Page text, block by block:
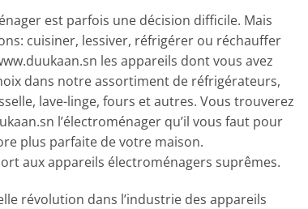
est parfois une décision difficile. Mais
cuisiner, lessiver, réfrigérer ou réchauffer
les appareils dont vous avez
dans notre assortiment de réfrigérateurs,
lave-linge, fours et autres. Vous trouverez
l’électroménager qu’il vous faut pour
plus parfaite de votre maison.
aux appareils électroménagers suprêmes.
révolution dans l’industrie des appareils